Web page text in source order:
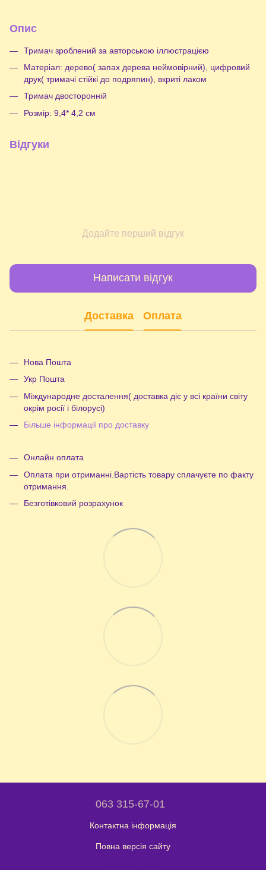
Опис
Тримач зроблений за авторською іллюстрацією
Матеріал: дерево( запах дерева неймовірний), цифровий
друк( тримачі стійкі до подряпин), вкриті лаком
Тримач двосторонній
Розмір: 9,4* 4,2 см
Відгуки
Додайте перший відгук
Написати відгук
Доставка Оплата
Нова Пошта
Укр Пошта
Міждународне досталення( доставка діє у всі країни світу
окрім росії і білорусі)
Більше інформації про доставку
Онлайн оплата
Оплата при отриманні.Вартість товару сплачуєте по факту
отримання.
Безготівковий розрахунок
063 315-67-01
Контактна інформація
Повна версія сайту